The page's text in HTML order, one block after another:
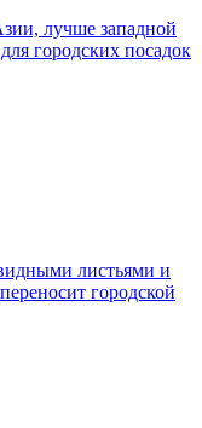
лучше западной
городских посадок
листьями и
городской